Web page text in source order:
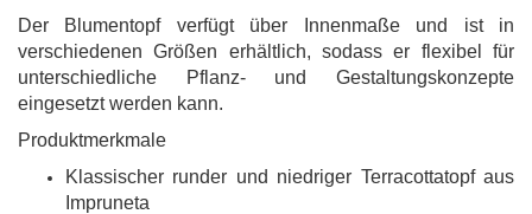
Der Blumentopf verfügt über Innenmaße und ist in
verschiedenen Größen erhältlich, sodass er flexibel für
unterschiedliche Pflanz- und Gestaltungskonzepte
eingesetzt werden kann.
Produktmerkmale
Klassischer runder und niedriger Terracottatopf aus
Impruneta